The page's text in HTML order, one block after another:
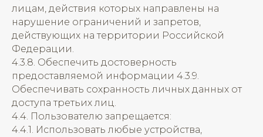
лицам, действия которых направлены на
нарушение ограничений и запретов,
действующих на территории Российской
Федерации.
4.3.8. Обеспечить достоверность
предоставляемой информации 4.3.9.
Обеспечивать сохранность личных данных от
доступа третьих лиц.
4.4. Пользователю запрещается:
4.4.1. Использовать любые устройства,